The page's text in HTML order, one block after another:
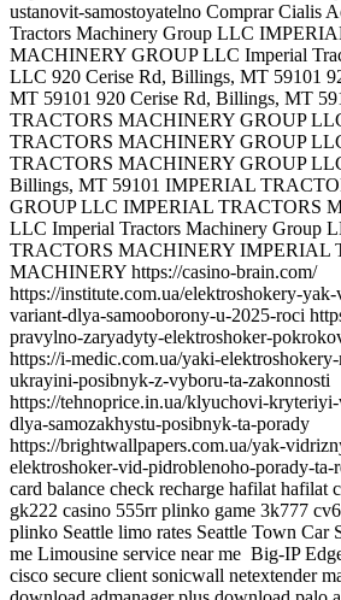
Big-IP
cisco secure client sonicwall netextender